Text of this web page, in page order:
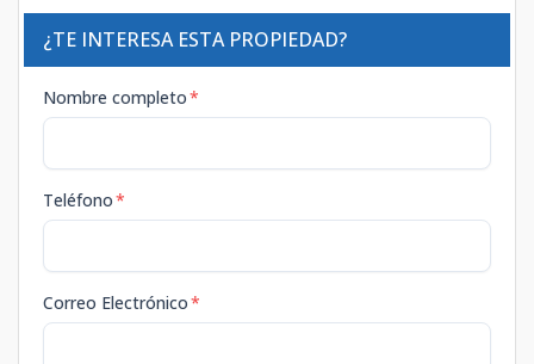
¿TE INTERESA ESTA PROPIEDAD?
Nombre completo*
Teléfono*
Correo Electrónico*